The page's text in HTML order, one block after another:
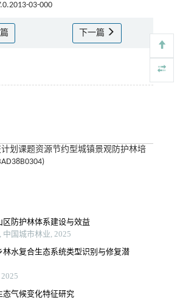
03-000
下一篇
计划课题资源节约型城镇景观防护林培